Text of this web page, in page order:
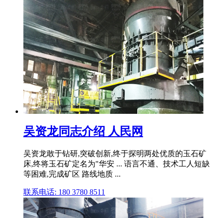
吴资龙同志介绍 人民网
吴资龙敢于钻研,突破创新,终于探明两处优质的玉石矿
床,终将玉石矿定名为"华安 ... 语言不通、技术工人短缺
等困难,完成矿区 路线地质 ...
联系电话: 180 3780 8511